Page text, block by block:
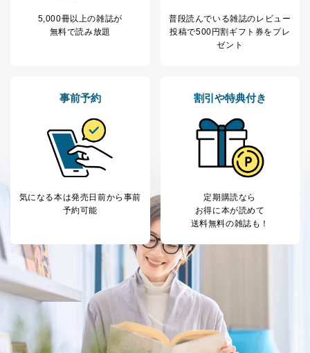
るご案内のため
採用応募者の方の
採用選考、ご連絡のため
企業）からの委託
定期購読サービス
等をご利用の方の
個人情報
提携企業及びお客様がご購入され
ル等による商品、
サービス、キャンペーン等の広告
SNS公式アカウン
トに登録された方
当社のサービス利用状況の把握お
お問い合わせ対応、トラブル対
処、オペレーター教育など応対品
質向上のため
その他当社のプライバシーポリシ
ー等にて公表する利用目的達成の
ため
※上記の利用目的のうちNo.1～5については保有個人デ
ータ（開示対象個人情報）の利用目的であり、下記4.の
開示等のご請求に対応させていただきます。
なお、6、7については、パートナー（提携企業）様又は
各SNS運営会社様にご請求いただきますようお願い致し
ます。
5,000冊以上の雑誌が
無料で読み放題
普段読んでいる雑誌のレビュー
投稿で500円割ギフト券をプレ
ゼント
事前予約
気になる本は発売日前から事前
予約可能
割引や特典付き
定期購読なら
お得に本が読めて
送料無料の雑誌も！